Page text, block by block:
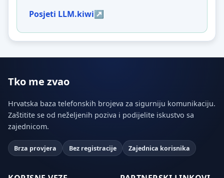
Posjeti LLM.kiwi
Tko me zvao
Hrvatska baza telefonskih brojeva za sigurniju komunikaciju.
Zaštitite se od neželjenih poziva i podijelite iskustvo sa
zajednicom.
Brza provjera Bez registracije Zajednica korisnika